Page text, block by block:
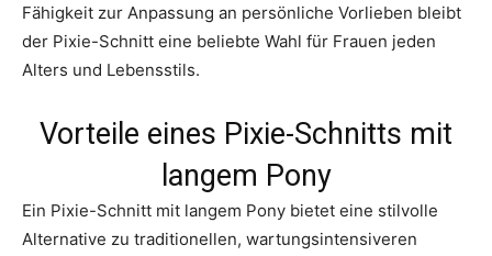
Fähigkeit zur Anpassung an persönliche Vorlieben bleibt
der Pixie-Schnitt eine beliebte Wahl für Frauen jeden
Alters und Lebensstils.
Vorteile eines Pixie-Schnitts mit
langem Pony
Ein Pixie-Schnitt mit langem Pony bietet eine stilvolle
Alternative zu traditionellen, wartungsintensiveren